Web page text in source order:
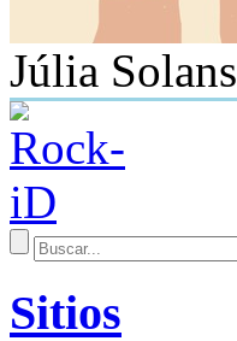
Júlia Solans
Sitios